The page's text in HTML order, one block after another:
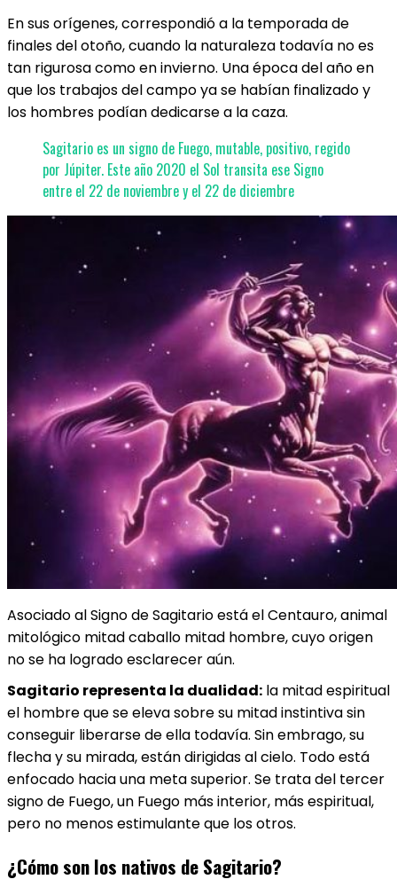
En sus orígenes, correspondió a la temporada de
finales del otoño, cuando la naturaleza todavía no es
tan rigurosa como en invierno. Una época del año en
que los trabajos del campo ya se habían finalizado y
los hombres podían dedicarse a la caza.
Sagitario es un signo de Fuego, mutable, positivo, regido
por Júpiter. Este año 2020 el Sol transita ese Signo
entre el 22 de noviembre y el 22 de diciembre
Asociado al Signo de Sagitario está el Centauro, animal
mitológico mitad caballo mitad hombre, cuyo origen
no se ha logrado esclarecer aún.
Sagitario representa la dualidad: la mitad espiritual
el hombre que se eleva sobre su mitad instintiva sin
conseguir liberarse de ella todavía. Sin embrago, su
flecha y su mirada, están dirigidas al cielo. Todo está
enfocado hacia una meta superior. Se trata del tercer
signo de Fuego, un Fuego más interior, más espiritual,
pero no menos estimulante que los otros.
¿Cómo son los nativos de Sagitario?